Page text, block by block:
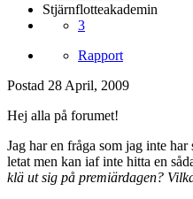
Stjärnflotteakademin
3
Rapport
Postad 28 April, 2009
Hej alla på forumet!
Jag har en fråga som jag inte
letat men kan iaf inte hitta en
klä ut sig på premiärdagen?